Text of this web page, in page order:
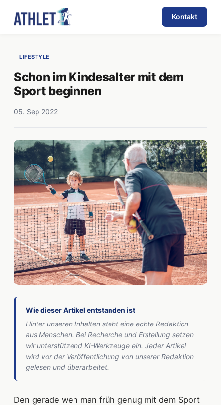
Kontakt
LIFESTYLE
Schon im Kindesalter mit dem
Sport beginnen
05. Sep 2022
Wie dieser Artikel entstanden ist
Hinter unseren Inhalten steht eine echte Redaktion
aus Menschen. Bei Recherche und Erstellung setzen
wir unterstützend KI-Werkzeuge ein. Jeder Artikel
wird vor der Veröffentlichung von unserer Redaktion
gelesen und überarbeitet.
Den gerade wen man früh genug mit dem Sport